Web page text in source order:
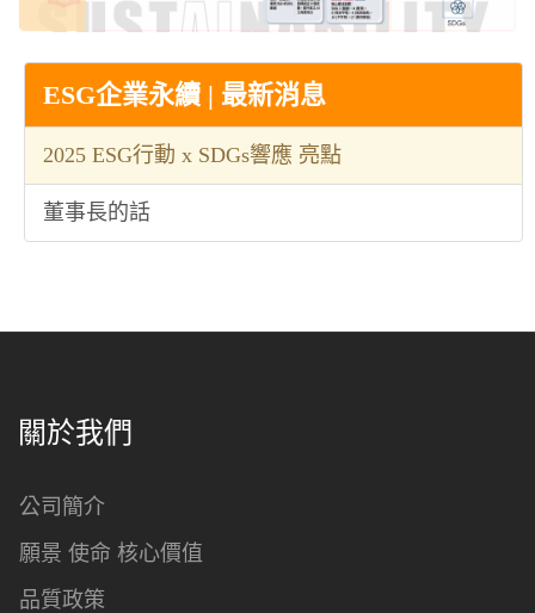
ESG企業永續 | 最新消息
2025 ESG行動 x SDGs響應 亮點
董事長的話
關於我們
公司簡介
願景 使命 核心價值
品質政策